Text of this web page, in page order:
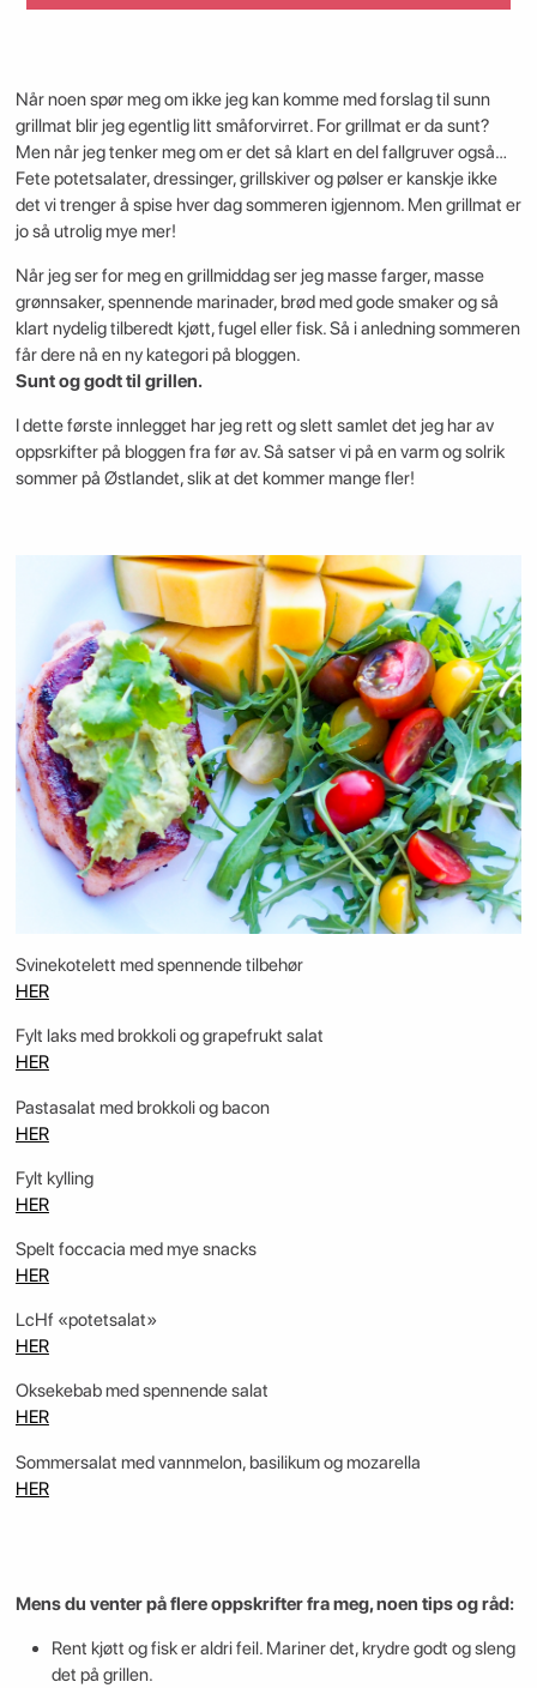
Når noen spør meg om ikke jeg kan komme med forslag til sunn
grillmat blir jeg egentlig litt småforvirret. For grillmat er da sunt?
Men når jeg tenker meg om er det så klart en del fallgruver også…
Fete potetsalater, dressinger, grillskiver og pølser er kanskje ikke
det vi trenger å spise hver dag sommeren igjennom. Men grillmat er
jo så utrolig mye mer!
Når jeg ser for meg en grillmiddag ser jeg masse farger, masse
grønnsaker, spennende marinader, brød med gode smaker og så
klart nydelig tilberedt kjøtt, fugel eller fisk. Så i anledning sommeren
får dere nå en ny kategori på bloggen.
Sunt og godt til grillen.
I dette første innlegget har jeg rett og slett samlet det jeg har av
oppsrkifter på bloggen fra før av. Så satser vi på en varm og solrik
sommer på Østlandet, slik at det kommer mange fler!
Svinekotelett med spennende tilbehør
HER
Fylt laks med brokkoli og grapefrukt salat
HER
Pastasalat med brokkoli og bacon
HER
Fylt kylling
HER
Spelt foccacia med mye snacks
HER
LcHf «potetsalat»
HER
Oksekebab med spennende salat
HER
Sommersalat med vannmelon, basilikum og mozarella
HER
Mens du venter på flere oppskrifter fra meg, noen tips og råd:
Rent kjøtt og fisk er aldri feil. Mariner det, krydre godt og sleng
det på grillen.